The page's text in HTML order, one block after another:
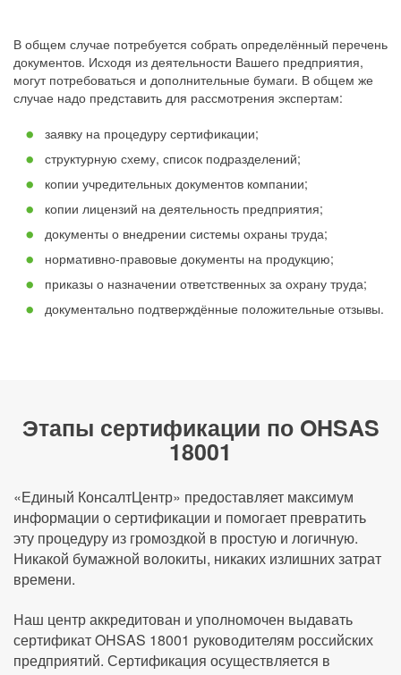
В общем случае потребуется собрать определённый перечень
документов. Исходя из деятельности Вашего предприятия,
могут потребоваться и дополнительные бумаги. В общем же
случае надо представить для рассмотрения экспертам:
заявку на процедуру сертификации;
структурную схему, список подразделений;
копии учредительных документов компании;
копии лицензий на деятельность предприятия;
документы о внедрении системы охраны труда;
нормативно-правовые документы на продукцию;
приказы о назначении ответственных за охрану труда;
документально подтверждённые положительные отзывы.
Этапы сертификации по OHSAS
18001
«Единый КонсалтЦентр» предоставляет максимум
информации о сертификации и помогает превратить
эту процедуру из громоздкой в простую и логичную.
Никакой бумажной волокиты, никаких излишних затрат
времени.
Наш центр аккредитован и уполномочен выдавать
сертификат OHSAS 18001 руководителям российских
предприятий. Сертификация осуществляется в